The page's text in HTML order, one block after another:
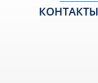
КОНТАКТЫ